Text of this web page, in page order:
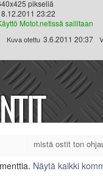
pikseliä
23:22
Motot.netissä sallitaan
Kuva otettu 3.6.2011 20:37
mistä ostit ton
Näytä kaikki